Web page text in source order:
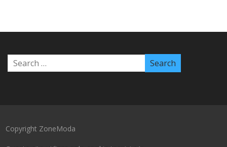
Copyright ZoneModa